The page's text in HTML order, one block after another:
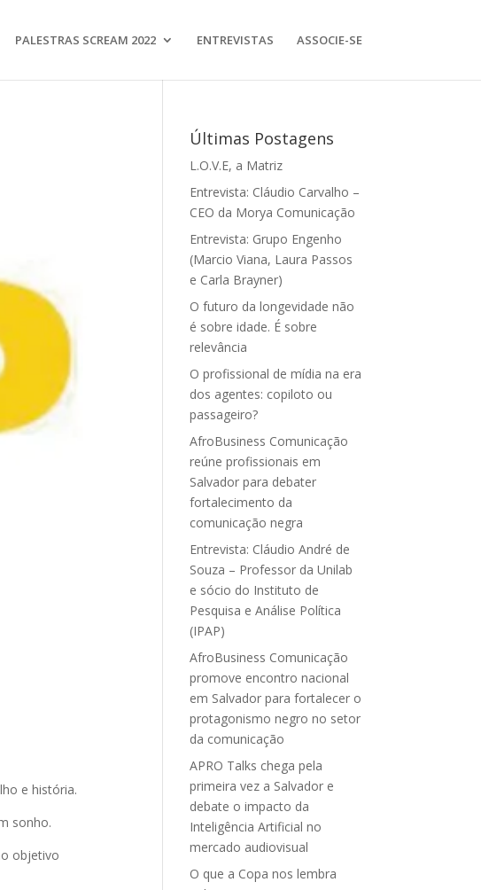
PALESTRAS SCREAM 2022 ENTREVISTAS ASSOCIE-SE
e história.
sonho.
objetivo
Últimas Postagens
L.O.V.E, a Matriz
Entrevista: Cláudio Carvalho –
CEO da Morya Comunicação
Entrevista: Grupo Engenho
(Marcio Viana, Laura Passos
e Carla Brayner)
O futuro da longevidade não
é sobre idade. É sobre
relevância
O profissional de mídia na era
dos agentes: copiloto ou
passageiro?
AfroBusiness Comunicação
reúne profissionais em
Salvador para debater
fortalecimento da
comunicação negra
Entrevista: Cláudio André de
Souza – Professor da Unilab
e sócio do Instituto de
Pesquisa e Análise Política
(IPAP)
AfroBusiness Comunicação
promove encontro nacional
em Salvador para fortalecer o
protagonismo negro no setor
da comunicação
APRO Talks chega pela
primeira vez a Salvador e
debate o impacto da
Inteligência Artificial no
mercado audiovisual
O que a Copa nos lembra